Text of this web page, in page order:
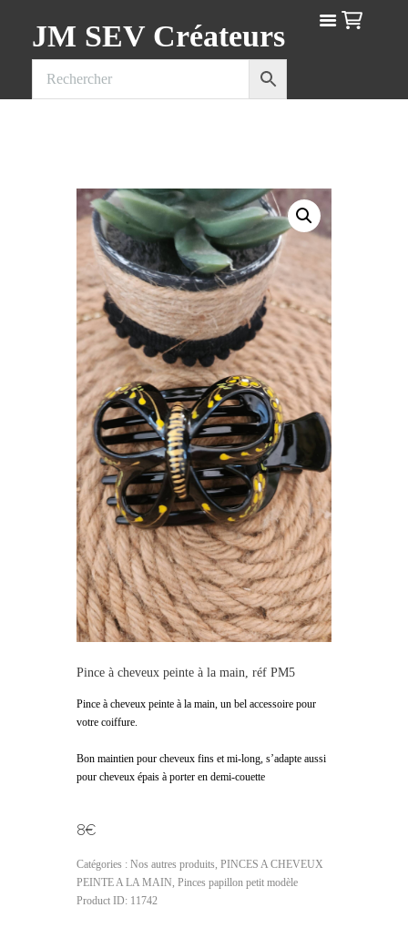
JM SEV Créateurs
Pince à cheveux peinte à la main, réf PM5
Pince à cheveux peinte à la main, un bel accessoire pour
votre coiffure.
Bon maintien pour cheveux fins et mi-long, s’adapte aussi
pour cheveux épais à porter en demi-couette
8€
Catégories : Nos autres produits, PINCES A CHEVEUX
PEINTE A LA MAIN, Pinces papillon petit modèle
Product ID: 11742